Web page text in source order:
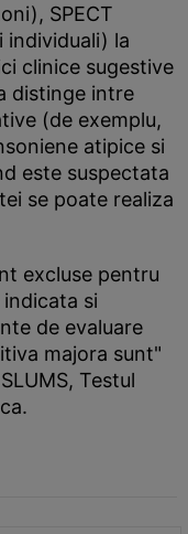
SPECT
individuali) la
clinice sugestive
distinge intre
(de exemplu,
atipice si
este suspectata
se poate realiza
excluse pentru
si
de evaluare
majora sunt"
Testul